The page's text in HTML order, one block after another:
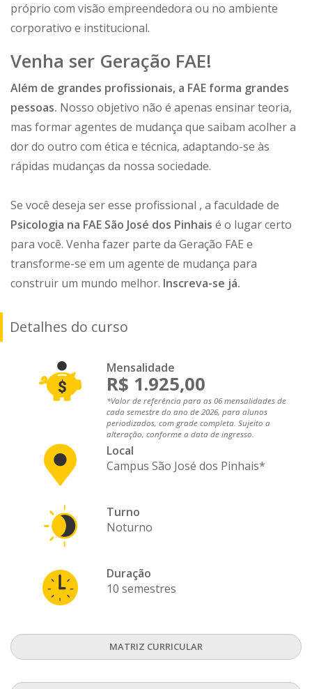
próprio com visão empreendedora ou no ambiente
corporativo e institucional.
Venha ser Geração FAE!
Além de grandes profissionais, a FAE forma grandes
pessoas. Nosso objetivo não é apenas ensinar teoria,
mas formar agentes de mudança que saibam acolher a
dor do outro com ética e técnica, adaptando-se às
rápidas mudanças da nossa sociedade.
Se você deseja ser esse profissional , a faculdade de
Psicologia na FAE São José dos Pinhais é o lugar certo
para você. Venha fazer parte da Geração FAE e
transforme-se em um agente de mudança para
construir um mundo melhor. Inscreva-se já.
Detalhes do curso
Mensalidade
R$ 1.925,00
*Valor de referência para as 06 mensalidades de
cada semestre do ano de 2026, para alunos
periodizados, com grade completa. Sujeito a
alteração, conforme a data de ingresso.
Local
Campus São José dos Pinhais*
Turno
Noturno
Duração
10 semestres
MATRIZ CURRICULAR